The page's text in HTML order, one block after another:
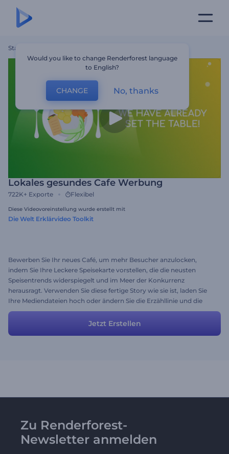
Startseite
Lokales gesundes Cafe Werbung
722K+ Exporte Flexibel
Diese Videovoreinstellung wurde erstellt mit
Die Welt Erklärvideo Toolkit
Bewerben Sie Ihr neues Café, um mehr Besucher anzulocken,
indem Sie Ihre Leckere Speisekarte vorstellen, die die neusten
Speisentrends widerspiegelt und im Meer der Konkurrenz
herausragt. Verwenden Sie diese fertige Story wie sie ist, laden Sie
Ihre Mediendateien hoch oder ändern Sie die Erzähllinie und die
Szenen, damit die Story besser zu Ihrem Café passt.
Jetzt Erstellen
Zu Renderforest-
Newsletter anmelden
Would you like to change Renderforest language
to English?
CHANGE No, thanks